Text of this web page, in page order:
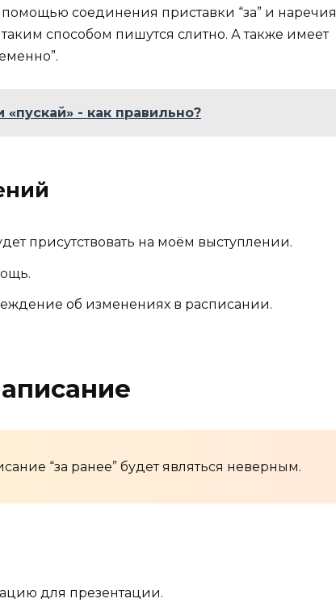
помощью соединения приставки “за” и наречия
способом пишутся слитно. А также имеет
«пускай» - как правильно?
присутствовать на моём выступлении.
об изменениях в расписании.
“за ранее” будет являться неверным.
для презентации.